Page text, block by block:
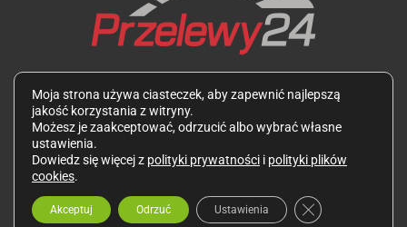
podlegają ochronie zgodnie z Ustawą z dnia 4 lutego 1994 r. o
prawie autorskim i prawach pokrewnych. Wykorzystywanie ich
bez mojej zgody jest zabronione.
Polityka prywatności
Moja strona używa ciasteczek, aby zapewnić najlepszą
jakość korzystania z witryny.
Możesz je zaakceptować, odrzucić albo wybrać własne
ustawienia.
Dowiedz się więcej z polityki prywatności i polityki plików
cookies.
Akceptuj Odrzuć Ustawienia Zamknij panel